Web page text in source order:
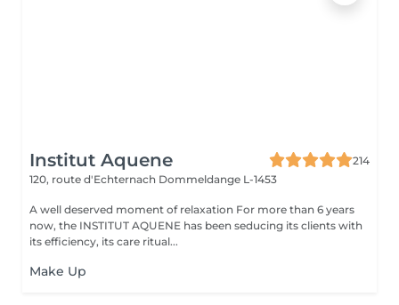
Institut Aquene
214
120, route d'Echternach Dommeldange L-1453
A well deserved moment of relaxation For more than 6 years
now, the INSTITUT AQUENE has been seducing its clients with
its efficiency, its care ritual...
Make Up